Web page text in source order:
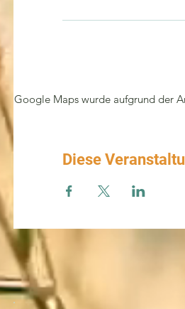
Google Maps wurde aufgrund der
Diese